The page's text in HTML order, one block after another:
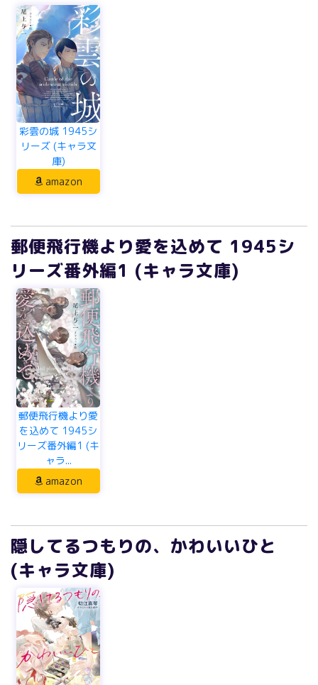
彩雲の城 1945シ
リーズ (キャラ文
庫)
amazon
郵便飛行機より愛を込めて 1945シ
リーズ番外編1 (キャラ文庫)
郵便飛行機より愛
を込めて 1945シ
リーズ番外編1 (キ
ャラ...
amazon
隠してるつもりの、かわいいひと
(キャラ文庫)